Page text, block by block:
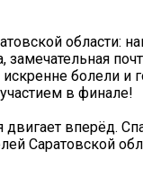
области:
болели и
в финале!
вперёд.
Саратовской